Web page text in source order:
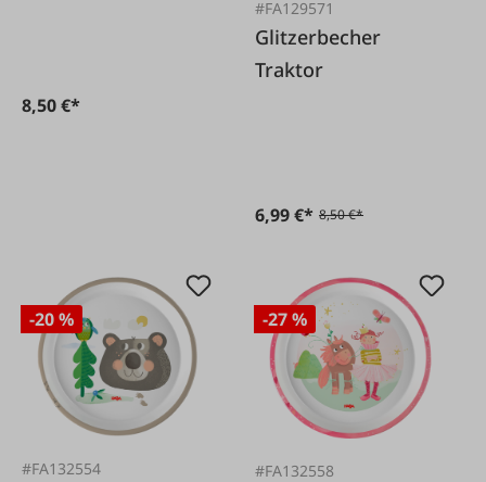
8,50 €*
#FA129571
Glitzerbecher
Traktor
6,99 €* 8,50 €*
-20 %
#FA132554
-27 %
#FA132558